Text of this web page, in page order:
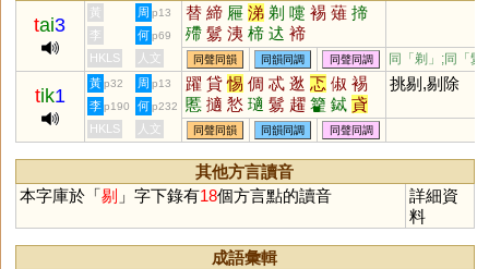
tai3
黃 周 p13 替 締 屜 涕 剃 嚏 裼 薙 揥
殢 鬄 洟 楴 迖 褅
李 何 p69
HKLS 人文 同聲同韻 同韻同調 同聲同調 同「剃 」;同「鬄
tik1
黃 p32 周 p13 躍 貸 惕 倜 忒 逖 忑 俶 裼
慝 擿 悐 瓋 鬄 趯 籊 鋱 貣
挑剔,剔除
李 p190 何 p232
HKLS 人文 同聲同韻 同韻同調 同聲同調
其他方言讀音
本字庫於「剔 」字下錄有18個方言點的讀音
詳細資
料
成語彙輯